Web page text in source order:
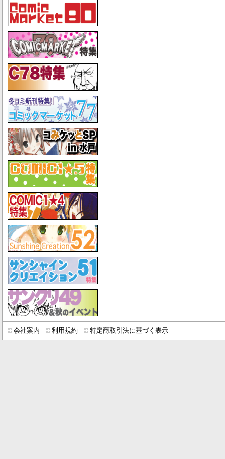
会社案内 利用規約 特定商取引法に基づく表示